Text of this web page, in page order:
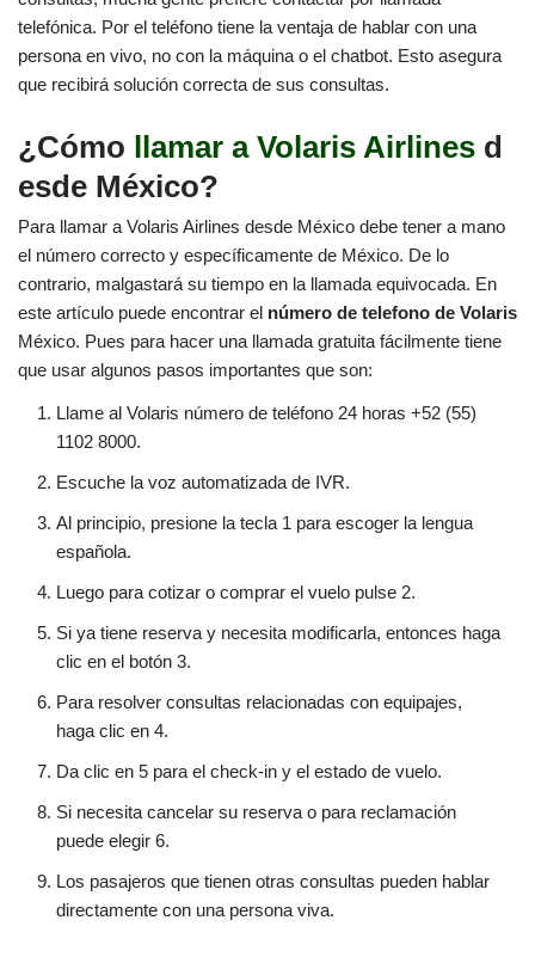
telefónica. Por el teléfono tiene la ventaja de hablar con una
persona en vivo, no con la máquina o el chatbot. Esto asegura
que recibirá solución correcta de sus consultas.
¿Cómo llamar a Volaris Airlines d
esde México?
Para llamar a Volaris Airlines desde México debe tener a mano
el número correcto y específicamente de México. De lo
contrario, malgastará su tiempo en la llamada equivocada. En
este artículo puede encontrar el número de telefono de Volaris
México. Pues para hacer una llamada gratuita fácilmente tiene
que usar algunos pasos importantes que son:
Llame al Volaris número de teléfono 24 horas +52 (55)
1102 8000.
Escuche la voz automatizada de IVR.
Al principio, presione la tecla 1 para escoger la lengua
española.
Luego para cotizar o comprar el vuelo pulse 2.
Si ya tiene reserva y necesita modificarla, entonces haga
clic en el botón 3.
Para resolver consultas relacionadas con equipajes,
haga clic en 4.
Da clic en 5 para el check-in y el estado de vuelo.
Si necesita cancelar su reserva o para reclamación
puede elegir 6.
Los pasajeros que tienen otras consultas pueden hablar
directamente con una persona viva.